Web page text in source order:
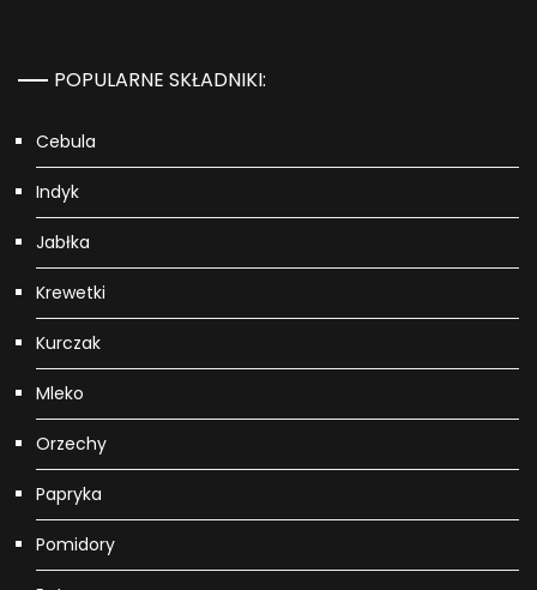
POPULARNE SKŁADNIKI:
Cebula
Indyk
Jabłka
Krewetki
Kurczak
Mleko
Orzechy
Papryka
Pomidory